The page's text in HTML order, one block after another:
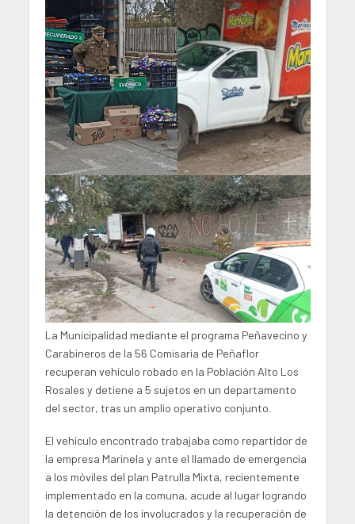
La Municipalidad mediante el programa Peñavecino y
Carabineros de la 56 Comisaría de Peñaflor
recuperan vehículo robado en la Población Alto Los
Rosales y detiene a 5 sujetos en un departamento
del sector, tras un amplio operativo conjunto.
El vehículo encontrado trabajaba como repartidor de
la empresa Marinela y ante el llamado de emergencia
a los móviles del plan Patrulla Mixta, recientemente
implementado en la comuna, acude al lugar logrando
la detención de los involucrados y la recuperación de